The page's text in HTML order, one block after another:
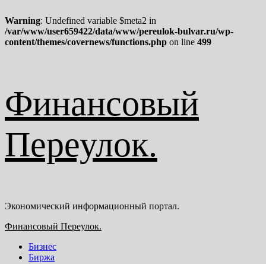
Warning: Undefined variable $meta2 in
/var/www/user659422/data/www/pereulok-bulvar.ru/wp-
content/themes/covernews/functions.php on line 499
к
содержимому
Финансовый
Переулок.
Экономический информационный портал.
Основное
Финансовый Переулок.
Бизнес
Биржа